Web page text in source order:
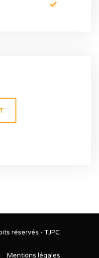
réservés - TJPC
Mentions légales